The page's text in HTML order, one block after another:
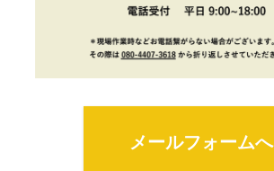
メールフォームへ